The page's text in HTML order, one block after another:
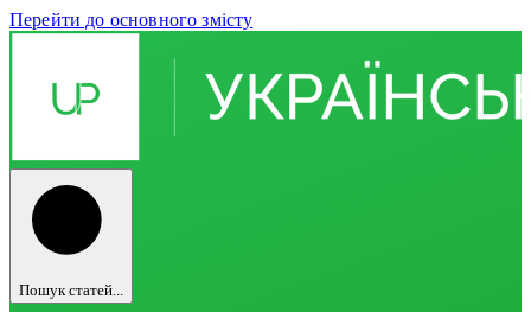
Перейти до основного змісту
Пошук статей...